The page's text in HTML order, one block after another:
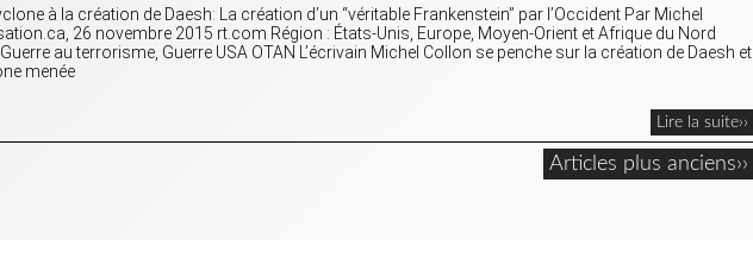
à la création de Daesh: La création d’un “véritable Frankenstein” par l’Occident Par Michel
26 novembre 2015 rt.com Région : États-Unis, Europe, Moyen-Orient et Afrique du Nord
au terrorisme, Guerre USA OTAN L’écrivain Michel Collon se penche sur la création de Daesh et
menée
Lire la suite››
Articles plus anciens››